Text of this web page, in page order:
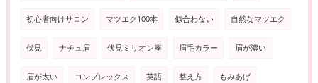
初心者向けサロン マツエク100本 似合わない 自然なマツエク
伏見 ナチュ眉 伏見ミリオン座 眉毛カラー 眉が濃い
眉が太い コンプレックス 英語 整え方 もみあげ